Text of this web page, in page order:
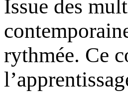
Issue des
rythmée. Ce